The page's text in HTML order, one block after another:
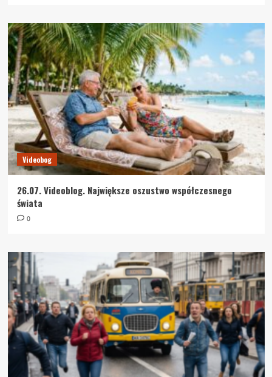
Videobog
26.07. Videoblog. Największe oszustwo współczesnego
świata
0